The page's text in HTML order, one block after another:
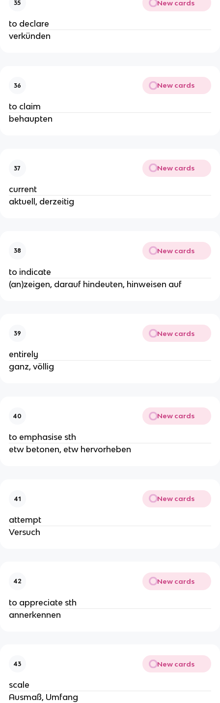
35 New cards
to declare
verkünden
36 New cards
to claim
behaupten
37 New cards
current
aktuell, derzeitig
38 New cards
to indicate
(an)zeigen, darauf hindeuten, hinweisen auf
39 New cards
entirely
ganz, völlig
40 New cards
to emphasise sth
etw betonen, etw hervorheben
41 New cards
attempt
Versuch
42 New cards
to appreciate sth
annerkennen
43 New cards
scale
Ausmaß, Umfang